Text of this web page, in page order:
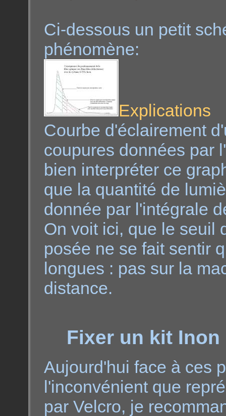
Ci-dessous un petit
phénomène:
Explications
Courbe d'éclairement
coupures données par
bien interpréter ce
que la quantité de
donnée par l'intégrale
On voit ici, que le seuil
posée ne se fait sentir
longues : pas sur la
distance.
Fixer un kit
Aujourd'hui face à ces
l'inconvénient que
par Velcro, je